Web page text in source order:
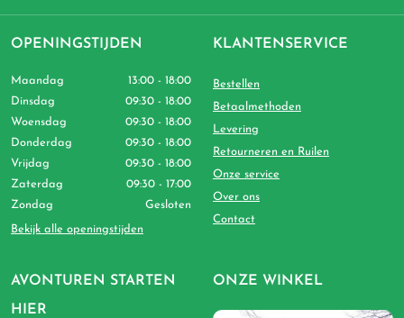
AVONTUREN STARTEN
HIER
OPENINGSTIJDEN
Maandag
13:00 - 18:00
Dinsdag
09:30 - 18:00
Woensdag
09:30 - 18:00
Donderdag
09:30 - 18:00
Vrijdag
09:30 - 18:00
Zaterdag
09:30 - 17:00
Zondag
Gesloten
Bekijk alle openingstijden
KLANTENSERVICE
Bestellen
Betaalmethoden
Levering
Retourneren en Ruilen
Onze service
Over ons
Contact
ONZE WINKEL